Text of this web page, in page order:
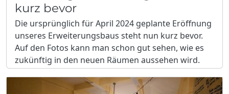
kurz bevor
Die ursprünglich für April 2024 geplante Eröffnung
unseres Erweiterungsbaus steht nun kurz bevor.
Auf den Fotos kann man schon gut sehen, wie es
zukünftig in den neuen Räumen aussehen wird.